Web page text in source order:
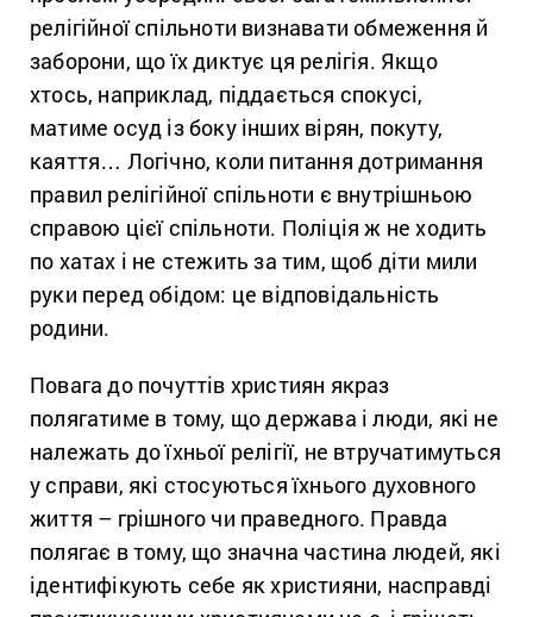
релігійної спільноти визнавати обмеження й
заборони, що їх диктує ця релігія. Якщо
хтось, наприклад, піддається спокусі,
матиме осуд із боку інших вірян, покуту,
каяття… Логічно, коли питання дотримання
правил релігійної спільноти є внутрішньою
справою цієї спільноти. Поліція ж не ходить
по хатах і не стежить за тим, щоб діти мили
руки перед обідом: це відповідальність
родини.
Повага до почуттів християн якраз
полягатиме в тому, що держава і люди, які не
належать до їхньої релігії, не втручатимуться
у справи, які стосуються їхнього духовного
життя – грішного чи праведного. Правда
полягає в тому, що значна частина людей, які
ідентифікують себе як християни, насправді